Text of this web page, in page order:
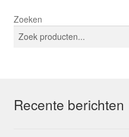
Zoeken
Recente berichten